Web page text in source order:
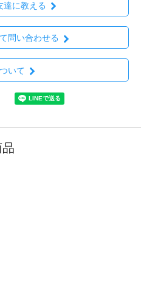
達に教える
問い合わせる
いて